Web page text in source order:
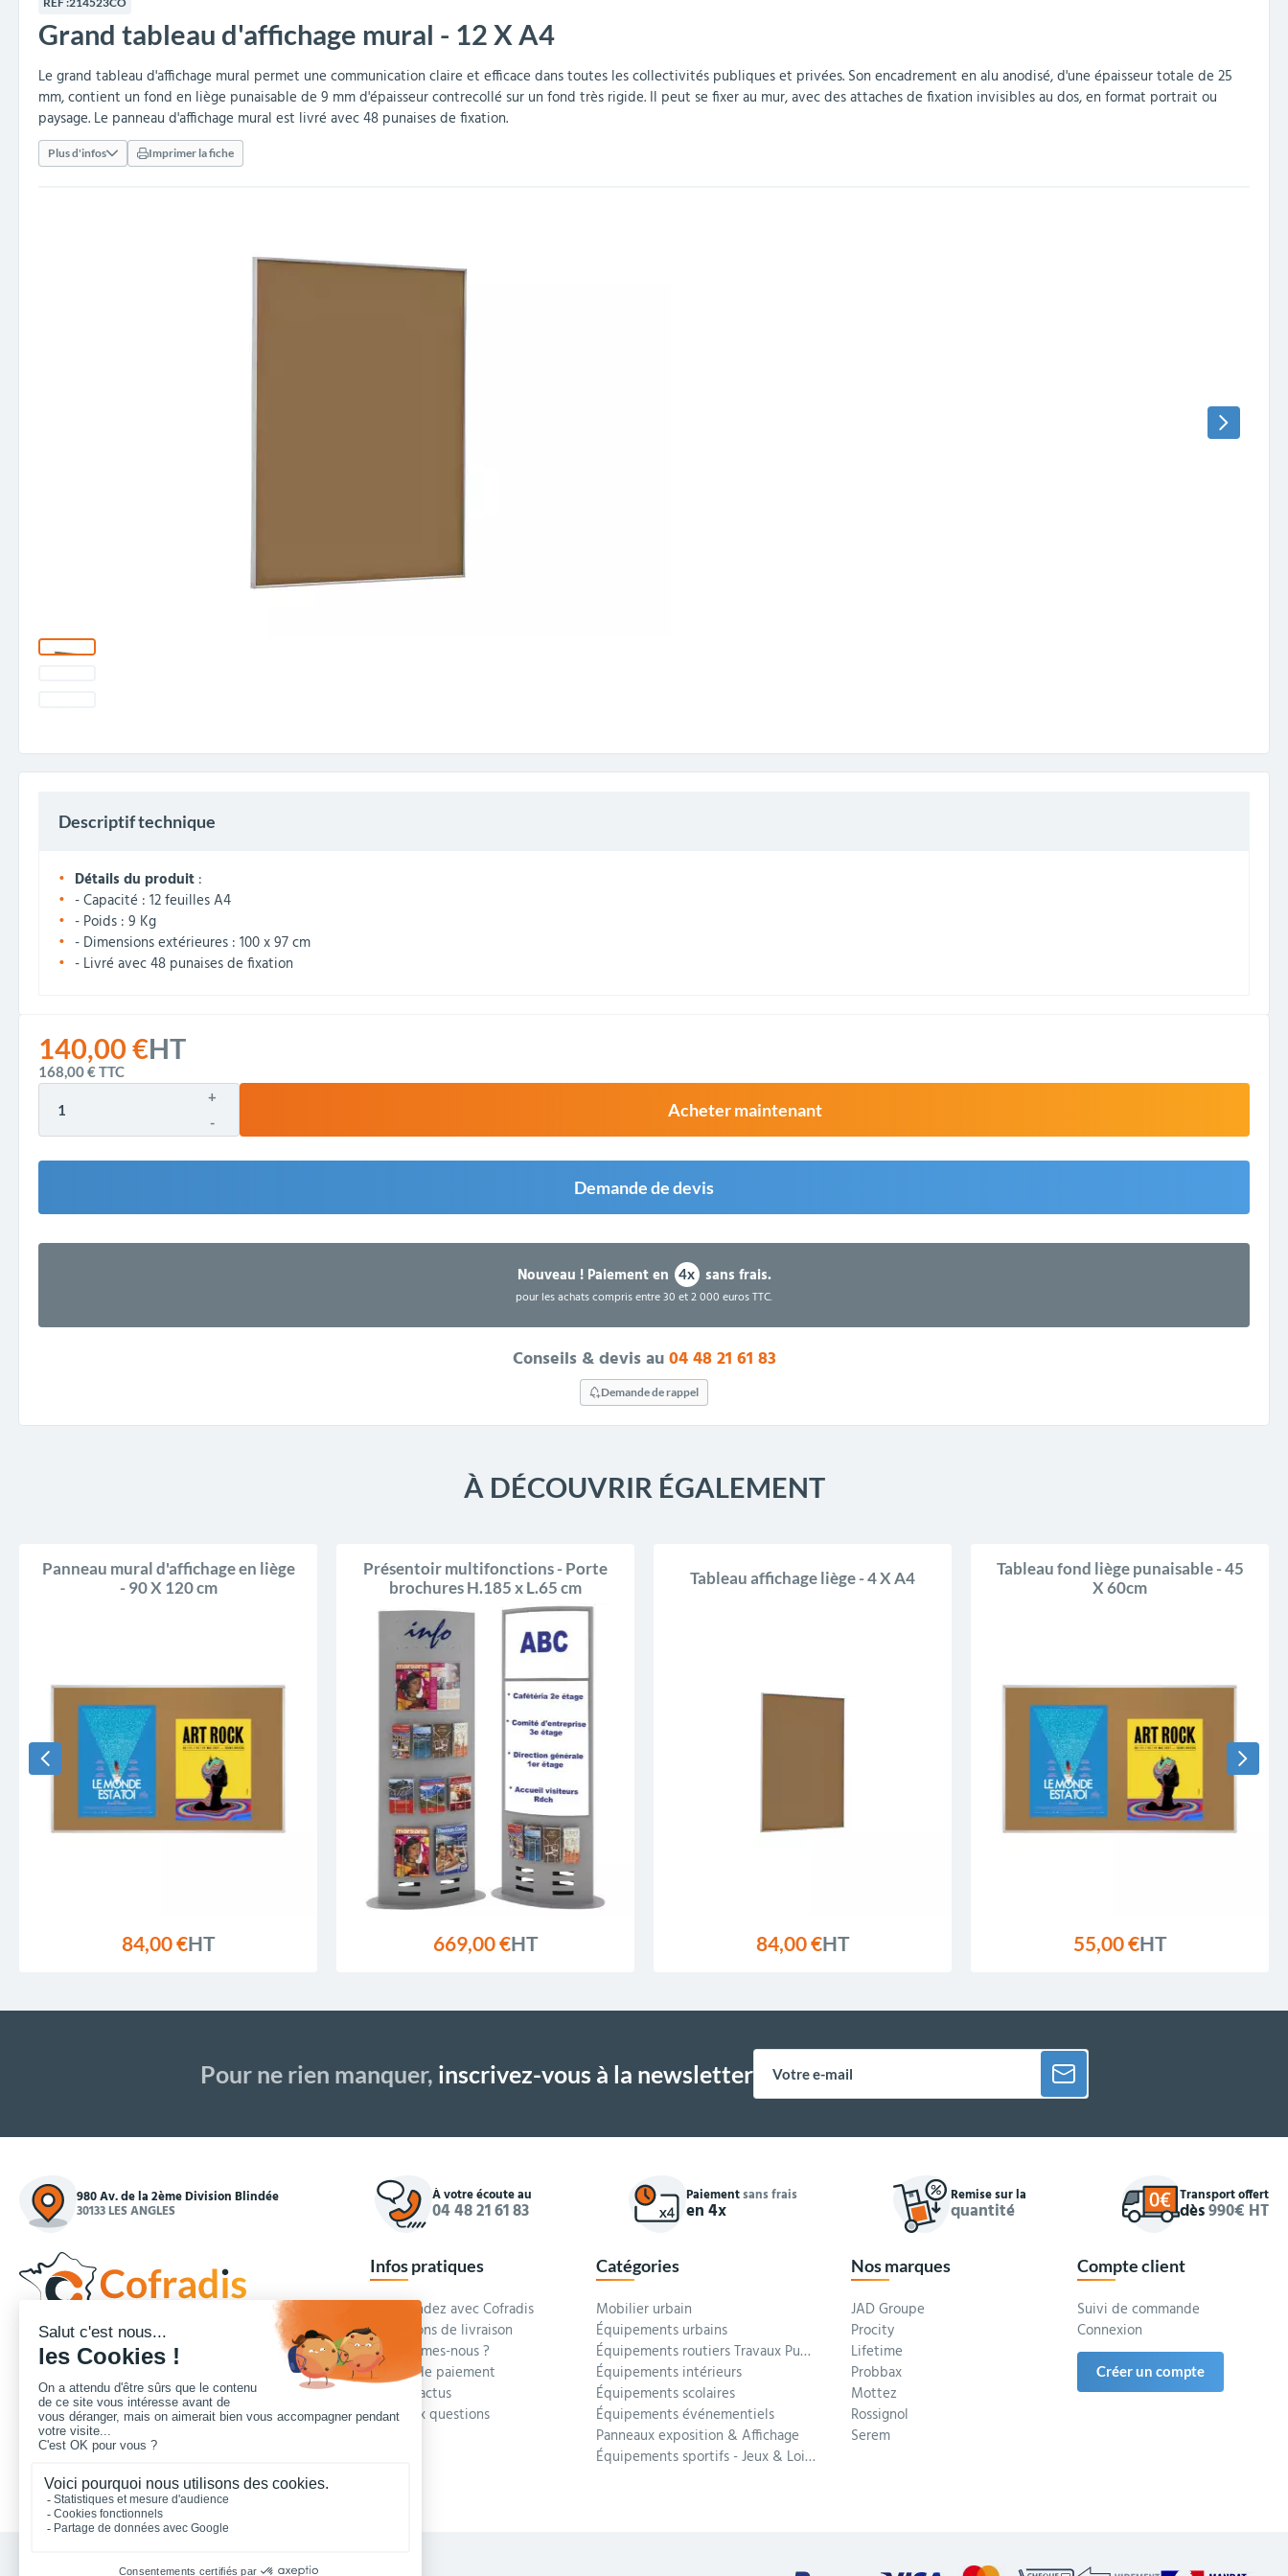
Embellissement et
fleurissement urbain
Cendriers urbains
Barrières de ville Arceaux de sécurité Abris fumeurs
parking
Clous podotactiles et
rampes d'accès
Séparateurs de voies et
balises routières
Travaux publics &
Industries
Miroirs de sécurité
Vestiaires Équipements sanitaires Mobilier de bureau
Armoires et rangements Mobilier scolaire extérieur
Mobilier crèche et
maternelle
Tables de cantine
réception
Poteaux de guidage
Décorations de Noël
collectivités
Pavoisement
collectivités
Structures aires de jeux
Baby-foots & Billards
140,00 €HT
168,00 €TTC
+
-
Acheter maintenant
Demande de devis
Nouveau !Paiement en 4x sans frais.
pour les achats compris entre 30 et 2 000 euros TTC.
Conseils & devis au04 48 21 61 83
Demande de rappel
Grand tableau d'affichage mural - 12 X A4
Le grand tableau d'affichage mural permet une communication claire et efficace dans toutes les collectivités publiques et privées. Son encadrement en alu anodisé, d'une épaisseur totale de 25
mm, contient un fond en liège punaisable de 9 mm d'épaisseur contrecollé sur un fond très rigide. Il peut se fixer au mur, avec des attaches de fixation invisibles au dos, en format portrait ou
paysage. Le panneau d'affichage mural est livré avec 48 punaises de fixation.
Plus d'infos Imprimer la fiche
Descriptif technique
Détails du produit :
- Capacité : 12 feuilles A4
- Poids : 9 Kg
- Dimensions extérieures : 100 x 97 cm
- Livré avec 48 punaises de fixation
À DÉCOUVRIR ÉGALEMENT
Panneau mural d'affichage en liège
- 90 X 120 cm
84,00 €HT
Présentoir multifonctions - Porte
brochures H.185 x L.65 cm
669,00 €HT
Tableau affichage liège - 4 X A4
84,00 €HT
Tableau fond liège punaisable - 45
X 60cm
55,00 €HT
Pour ne rien manquer, inscrivez-vous à la newsletter
980 Av. de la 2ème Division Blindée
30133 LES ANGLES
À votre écoute au
04 48 21 61 83
Paiementsans frais
en 4x
Remise sur la
quantité
Transport offert
dès990€ HT
Concepteur et fournisseur de mobilier urbain,
Cofradis répond aux besoins d'équipements des
services des collectivités locales, des entreprises
de travaux publics, lycées, écoles.
Nous contacter
Infos pratiques
Commandez avec Cofradis
Conditions de livraison
Qui sommes-nous ?
Modes de paiement
Blog et actus
Foire aux questions
Catégories
Mobilier urbain
Équipements urbains
Équipements routiers Travaux Publics
Équipements intérieurs
Équipements scolaires
Équipements événementiels
Panneaux exposition & Affichage
Équipements sportifs - Jeux & Loisirs
Nos marques
JAD Groupe
Procity
Lifetime
Probbax
Mottez
Rossignol
Serem
Compte client
Suivi de commande
Connexion
Créer un compte